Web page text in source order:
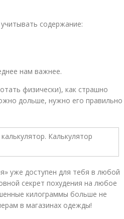
содержание:
нам важнее.
физически), как страшно
дольше, нужно его правильно
уже доступен для тебя в любой
секрет похудения на любое
килограммы больше не
в магазинах одежды!